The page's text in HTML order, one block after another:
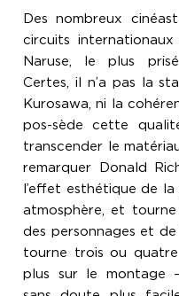
Des nombreux
circuits
Naruse, le plus
Certes, il n’a pas la
Kurosawa, ni la
pos-sède cette
transcender le
remarquer Donald
l’effet esthétique de
atmosphère, et
des personnages et
tourne trois ou quatre
plus sur le montage